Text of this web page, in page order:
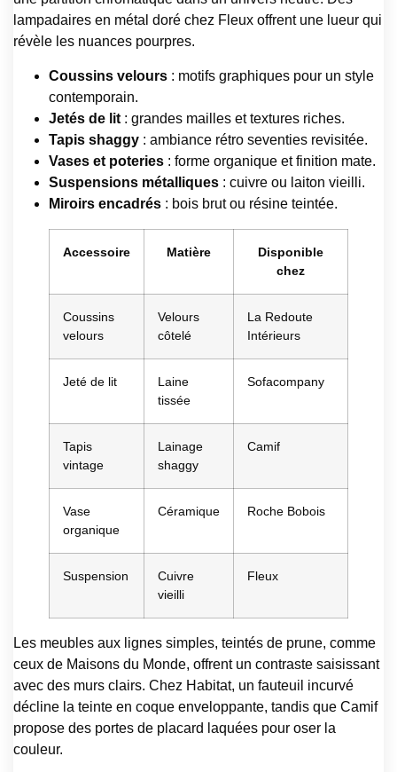
lampadaires en métal doré chez Fleux offrent une lueur qui
révèle les nuances pourpres.
Coussins velours : motifs graphiques pour un style
contemporain.
Jetés de lit : grandes mailles et textures riches.
Tapis shaggy : ambiance rétro seventies revisitée.
Vases et poteries : forme organique et finition mate.
Suspensions métalliques : cuivre ou laiton vieilli.
Miroirs encadrés : bois brut ou résine teintée.
Accessoire Matière
Disponible
chez
Coussins
velours
Velours
côtelé
La Redoute
Intérieurs
Jeté de lit
Laine
tissée
Sofacompany
Tapis
vintage
Lainage
shaggy
Camif
Vase
organique
Céramique Roche Bobois
Suspension
Cuivre
vieilli
Fleux
Les meubles aux lignes simples, teintés de prune, comme
ceux de Maisons du Monde, offrent un contraste saisissant
avec des murs clairs. Chez Habitat, un fauteuil incurvé
décline la teinte en coque enveloppante, tandis que Camif
propose des portes de placard laquées pour oser la
couleur.